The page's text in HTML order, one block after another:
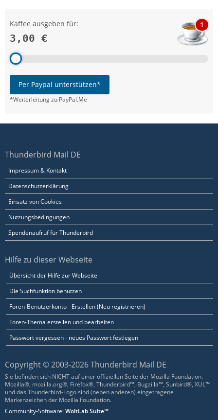
Kaffee ausgeben für:
3,00 €
1
Per Paypal unterstützen*
*Weiterleitung zu PayPal.Me
Thunderbird Mail DE
Impressum & Kontakt
Datenschutzerklärung
Einsatz von Cookies
Nutzungsbedingungen
Spendenaufruf für Thunderbird
Hilfe zu dieser Webseite
Übersicht der Hilfe zur Webseite
Die Suchfunktion benutzen
Foren-Benutzerkonto - Erstellen (Neu registrieren)
Foren-Thema erstellen und bearbeiten
Passwort vergessen - neues Passwort festlegen
Copyright © 2003-2026 Thunderbird Mail DE
Sie befinden sich NICHT auf einer offiziellen Seite der Mozilla Foundation.
Mozilla®, mozilla.org®, Firefox®, Thunderbird™, Bugzilla™, Sunbird®, XUL™
und das Thunderbird-Logo sind (neben anderen) eingetragene
Markenzeichen der Mozilla Foundation.
Community-Software:WoltLab Suite™